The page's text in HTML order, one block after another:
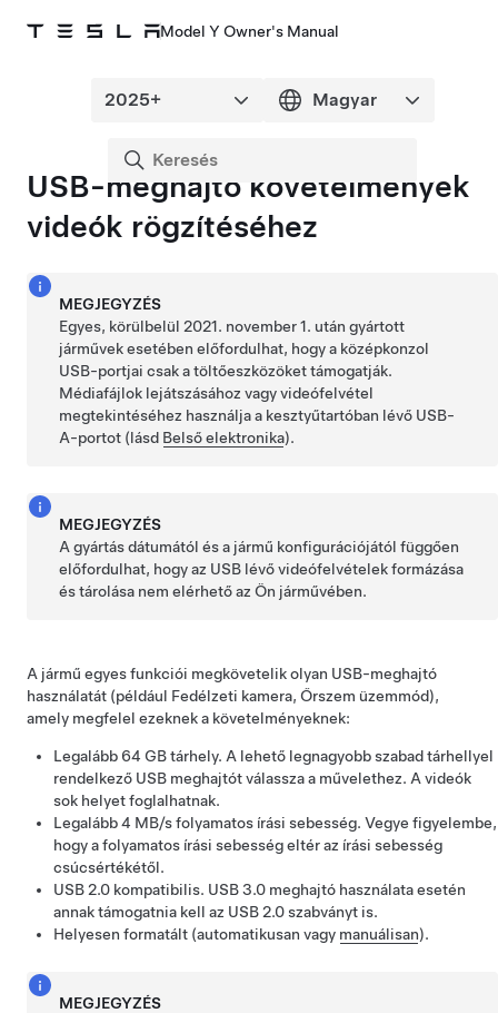
Model Y Owner's Manual
USB-meghajtó követelmények
videók rögzítéséhez
MEGJEGYZÉS
Egyes, körülbelül 2021. november 1. után gyártott
járművek esetében előfordulhat, hogy a középkonzol
USB-portjai csak a töltőeszközöket támogatják.
Médiafájlok lejátszásához vagy videófelvétel
megtekintéséhez használja a kesztyűtartóban lévő USB-
A-portot (lásd Belső elektronika).
MEGJEGYZÉS
A gyártás dátumától és a jármű konfigurációjától függően
előfordulhat, hogy az USB lévő videófelvételek formázása
és tárolása nem elérhető az Ön járművében.
A jármű egyes funkciói megkövetelik olyan USB-meghajtó
használatát (például Fedélzeti kamera, Őrszem üzemmód),
amely megfelel ezeknek a követelményeknek:
Legalább 64 GB tárhely. A lehető legnagyobb szabad tárhellyel
rendelkező USB meghajtót válassza a művelethez. A videók
sok helyet foglalhatnak.
Legalább 4 MB/s folyamatos írási sebesség. Vegye figyelembe,
hogy a folyamatos írási sebesség eltér az írási sebesség
csúcsértékétől.
USB 2.0 kompatibilis. USB 3.0 meghajtó használata esetén
annak támogatnia kell az USB 2.0 szabványt is.
Helyesen formatált (automatikusan vagy manuálisan).
MEGJEGYZÉS